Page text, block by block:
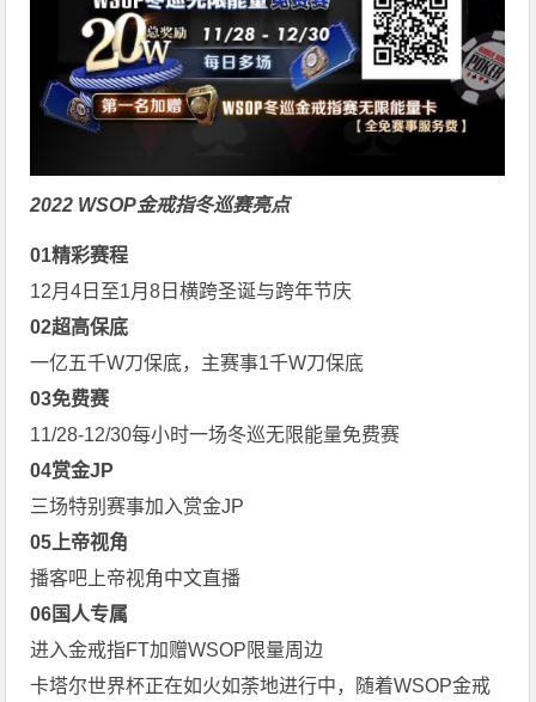
2022 WSOP金戒指冬巡赛亮点
01精彩赛程
12月4日至1月8日横跨圣诞与跨年节庆
02超高保底
一亿五千W刀保底，主赛事1千W刀保底
03免费赛
11/28-12/30每小时一场冬巡无限能量免费赛
04赏金JP
三场特别赛事加入赏金JP
05 上帝视角
播客吧上帝视角中文直播
06国人专属
进入金戒指FT加赠WSOP限量周边
卡塔尔世界杯正在如火如荼地进行中，随着WSOP金戒